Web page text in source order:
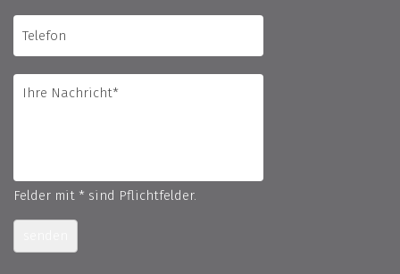
Felder mit * sind Pflichtfelder.